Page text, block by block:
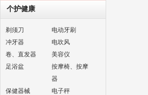
个护健康
剃须刀
电动牙刷
冲牙器
电吹风
卷、直发器
美容仪
足浴盆
按摩椅、按摩
器
保健器械
电子秤